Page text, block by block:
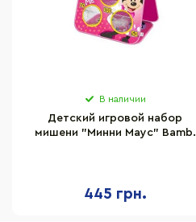
В наличии
Детский игровой набор
мишени "Минни Маус" Bambi
445 грн.